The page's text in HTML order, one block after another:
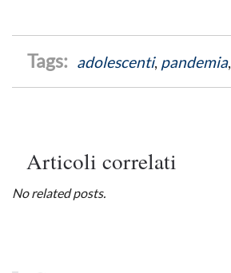
adolescenti, pandemia,
Articoli correlati
No related posts.